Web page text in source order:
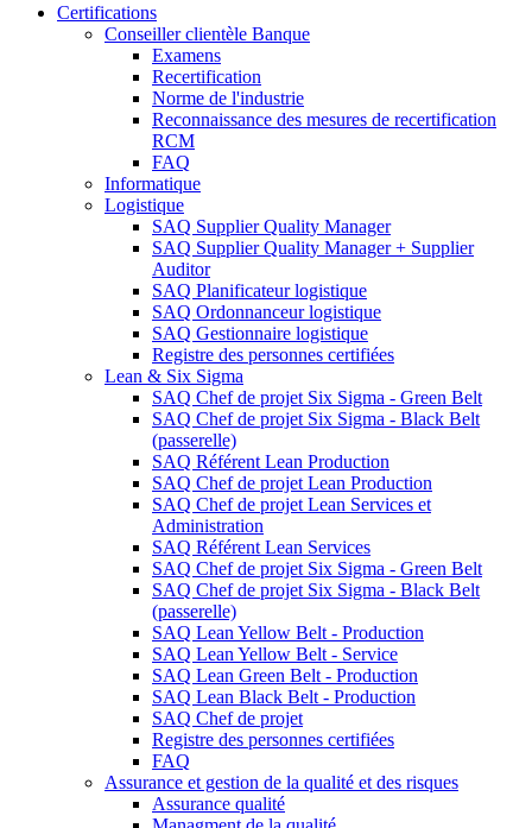
Certifications
Conseiller clientèle Banque
Examens
Recertification
Norme de l'industrie
Reconnaissance des mesures de recertification
RCM
FAQ
Informatique
Logistique
SAQ Supplier Quality Manager
SAQ Supplier Quality Manager + Supplier
Auditor
SAQ Planificateur logistique
SAQ Ordonnanceur logistique
SAQ Gestionnaire logistique
Registre des personnes certifiées
Lean & Six Sigma
SAQ Chef de projet Six Sigma - Green Belt
SAQ Chef de projet Six Sigma - Black Belt
(passerelle)
SAQ Référent Lean Production
SAQ Chef de projet Lean Production
SAQ Chef de projet Lean Services et
Administration
SAQ Référent Lean Services
SAQ Chef de projet Six Sigma - Green Belt
SAQ Chef de projet Six Sigma - Black Belt
(passerelle)
SAQ Lean Yellow Belt - Production
SAQ Lean Yellow Belt - Service
SAQ Lean Green Belt - Production
SAQ Lean Black Belt - Production
SAQ Chef de projet
Registre des personnes certifiées
FAQ
Assurance et gestion de la qualité et des risques
Assurance qualité